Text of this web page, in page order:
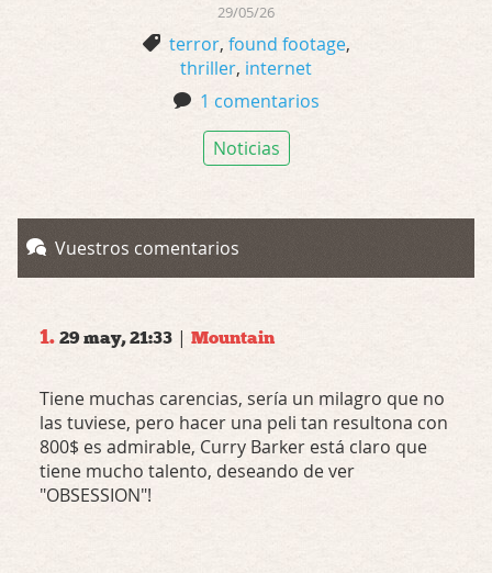
29/05/26
terror, found footage,
thriller, internet
1 comentarios
Noticias
Vuestros comentarios
1. 29 may, 21:33 | Mountain
Tiene muchas carencias, sería un milagro que no
las tuviese, pero hacer una peli tan resultona con
800$ es admirable, Curry Barker está claro que
tiene mucho talento, deseando de ver
"OBSESSION"!